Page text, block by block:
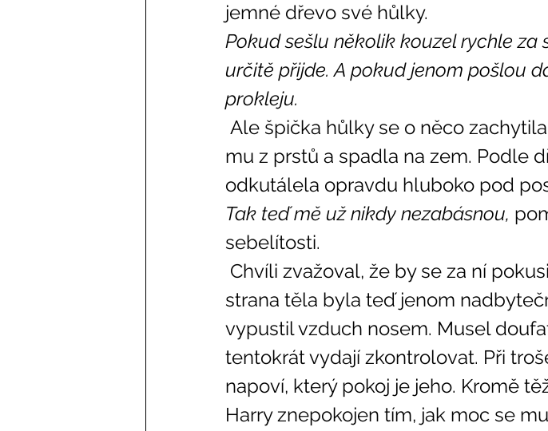
jemné dřevo své hůlky.
Pokud sešlu několik kouzel rychle za
určitě přijde. A pokud jenom pošlou
prokleju.
mu z prstů a spadla na zem. Podle
odkutálela opravdu hluboko pod
Tak teď mě už nikdy nezabásnou,
sebelítosti.
strana těla byla teď jenom
vypustil vzduch nosem. Musel
tentokrát vydají zkontrolovat. Při
napoví, který pokoj je jeho. Kromě
Harry znepokojen tím, jak moc se